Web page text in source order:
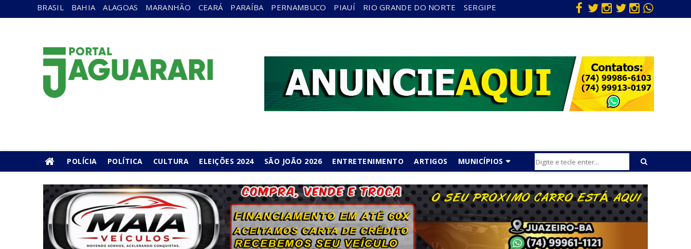
BRASIL BAHIA ALAGOAS MARANHÃO CEARÁ PARAÍBA PERNAMBUCO PIAUÍ RIO GRANDE DO NORTE SERGIPE
POLÍCIA POLÍTICA CULTURA ELEIÇÕES 2024 SÃO JOÃO 2026 ENTRETENIMENTO ARTIGOS MUNICÍPIOS